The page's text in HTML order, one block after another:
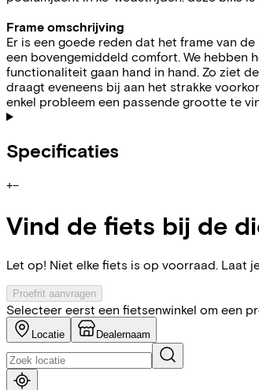
Frame omschrijving
Er is een goede reden dat het frame van
een bovengemiddeld comfort. We hebben
functionaliteit gaan hand in hand. Zo ziet
draagt eveneens bij aan het strakke
enkel probleem een passende grootte te
Specificaties
+−
Vind de fiets bij de
Let op! Niet elke fiets is op voorraad. Laat
Proefrit aanvragen
Selecteer eerst een fietsenwinkel om een
Locatie Dealernaam